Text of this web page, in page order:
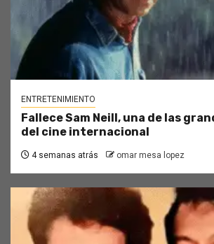
ENTRETENIMIENTO
Fallece Sam Neill, una de las
del cine internacional
4 semanas atrás omar mesa lopez